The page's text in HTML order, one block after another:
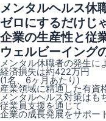
メンタルヘルス休
ゼロにするだけじ
企業の生産性と従
ウェルビーイング
メンタル休職者の発生に
経済損失は約422万円
(1名、6ヶ月あたり)
産業領域に精通した有資
メンタルヘルス対策はも
従業員支援を通じて
企業の成長発展をサポー